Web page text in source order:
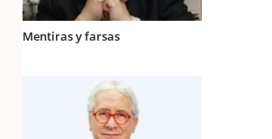
Mentiras y farsas